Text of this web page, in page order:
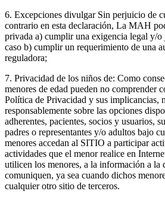
6. Excepciones divulgar Sin perjuicio de
contrario en esta declaración, La MAH
privada a) cumplir una exigencia legal y/
caso b) cumplir un requerimiento de una
reguladora;
7. Privacidad de los niños de: Como
menores de edad pueden no comprender
Política de Privacidad y sus implicancias,
responsablemente sobre las opciones
adherentes, pacientes, socios y usuarios,
padres o representantes y/o adultos bajo
menores accedan al SITIO a participar
actividades que el menor realice en
utilicen los menores, a la información a la
comuniquen, ya sea cuando dichos
cualquier otro sitio de terceros.